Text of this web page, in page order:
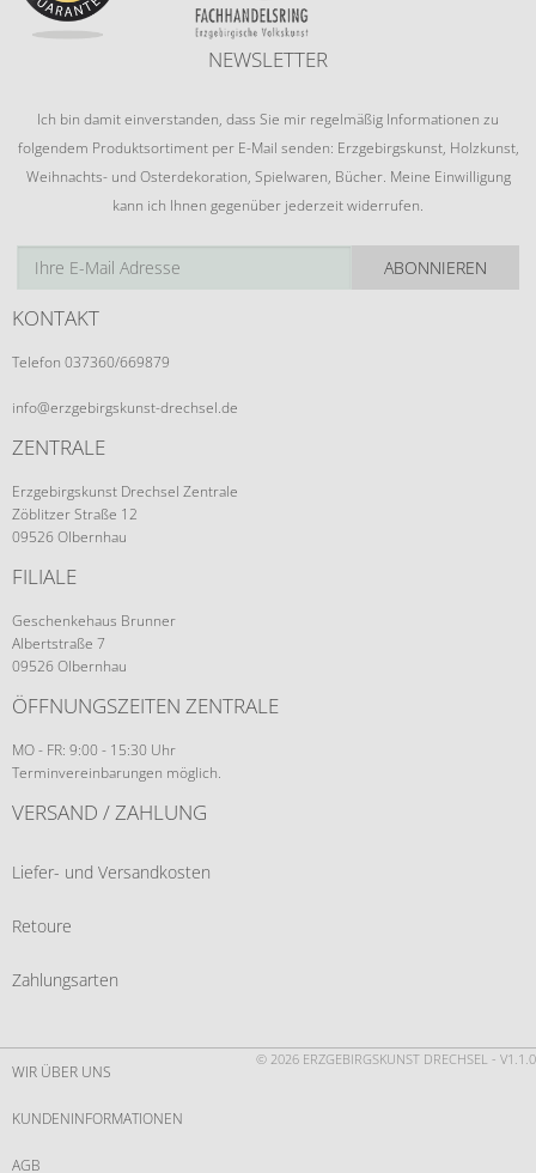
NEWSLETTER
Ich bin damit einverstanden, dass Sie mir regelmäßig Informationen zu
folgendem Produktsortiment per E-Mail senden: Erzgebirgskunst, Holzkunst,
Weihnachts- und Osterdekoration, Spielwaren, Bücher. Meine Einwilligung
kann ich Ihnen gegenüber jederzeit widerrufen.
ABONNIEREN
KONTAKT
Telefon 037360/669879
info@erzgebirgskunst-drechsel.de
ZENTRALE
Erzgebirgskunst Drechsel Zentrale
Zöblitzer Straße 12
09526 Olbernhau
FILIALE
Geschenkehaus Brunner
Albertstraße 7
09526 Olbernhau
ÖFFNUNGSZEITEN ZENTRALE
MO - FR: 9:00 - 15:30 Uhr
Terminvereinbarungen möglich.
VERSAND / ZAHLUNG
Liefer- und Versandkosten
Retoure
Zahlungsarten
© 2026 ERZGEBIRGSKUNST DRECHSEL - V1.1.0
WIR ÜBER UNS
KUNDENINFORMATIONEN
AGB